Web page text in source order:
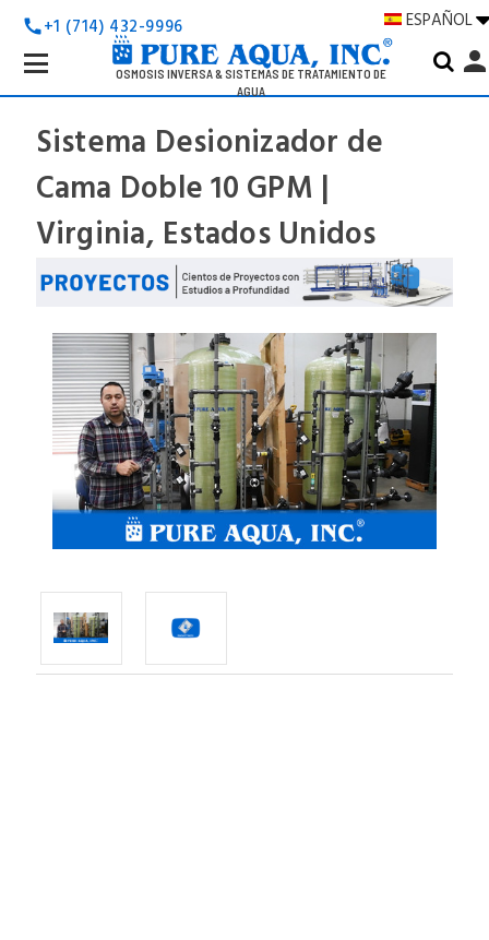
call+1 (714) 432-9996 ESPAÑOL
OSMOSIS INVERSA & SISTEMAS DE TRATAMIENTO DE
AGUA
Search
Keyword:
Sistema Desionizador de
Cama Doble 10 GPM |
Virginia, Estados Unidos